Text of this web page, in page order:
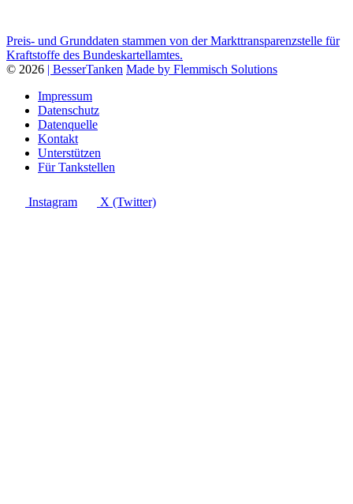
Preis- und Grunddaten stammen von der Markttransparenzstelle für
Kraftstoffe des Bundeskartellamtes.
© 2026 | BesserTanken Made by Flemmisch Solutions
Impressum
Datenschutz
Datenquelle
Kontakt
Unterstützen
Für Tankstellen
Instagram X (Twitter)